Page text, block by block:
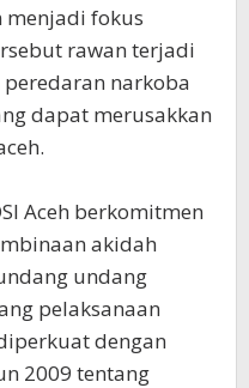
menjadi fokus
rawan terjadi
narkoba
dapat merusakkan
Aceh berkomitmen
akidah
undang
pelaksanaan
dengan
2009 tentang